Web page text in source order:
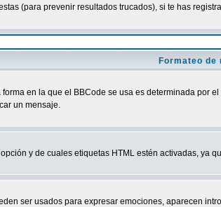
(para prevenir resultados trucados), si te has
Formateo
en la que el BBCode se usa es determinada por
un mensaje.
y de cuales etiquetas HTML estén activadas, ya
ser usados para expresar emociones, aparecen